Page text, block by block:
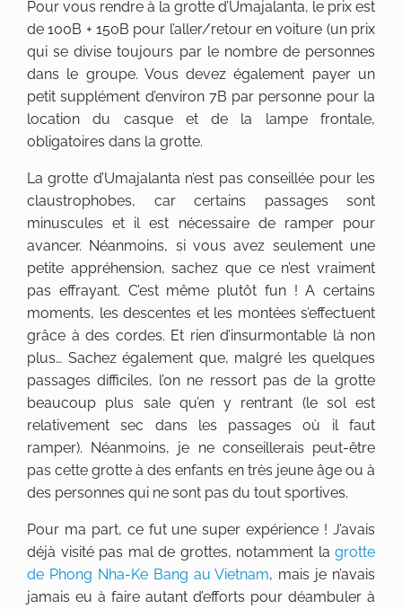
Pour vous rendre à la grotte d’Umajalanta, le prix est
de 100B + 150B pour l’aller/retour en voiture (un prix
qui se divise toujours par le nombre de personnes
dans le groupe. Vous devez également payer un
petit supplément d’environ 7B par personne pour la
location du casque et de la lampe frontale,
obligatoires dans la grotte.
La grotte d’Umajalanta n’est pas conseillée pour les
claustrophobes, car certains passages sont
minuscules et il est nécessaire de ramper pour
avancer. Néanmoins, si vous avez seulement une
petite appréhension, sachez que ce n’est vraiment
pas effrayant. C’est même plutôt fun ! A certains
moments, les descentes et les montées s’effectuent
grâce à des cordes. Et rien d’insurmontable là non
plus… Sachez également que, malgré les quelques
passages difficiles, l’on ne ressort pas de la grotte
beaucoup plus sale qu’en y rentrant (le sol est
relativement sec dans les passages où il faut
ramper). Néanmoins, je ne conseillerais peut-être
pas cette grotte à des enfants en très jeune âge ou à
des personnes qui ne sont pas du tout sportives.
Pour ma part, ce fut une super expérience ! J’avais
déjà visité pas mal de grottes, notamment la grotte
de Phong Nha-Ke Bang au Vietnam, mais je n’avais
jamais eu à faire autant d’efforts pour déambuler à